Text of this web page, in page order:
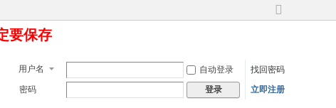
切
版
要保存
用户名 自动登录
找回密码
密码
登录 立即注册